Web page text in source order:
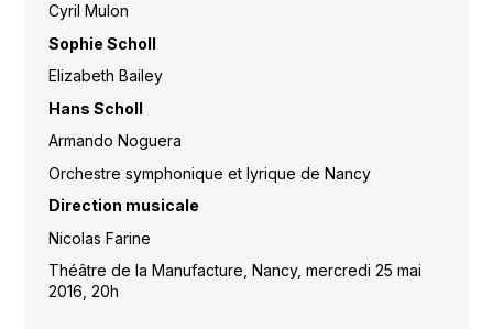
Cyril Mulon
Sophie Scholl
Elizabeth Bailey
Hans Scholl
Armando Noguera
Orchestre symphonique et lyrique de Nancy
Direction musicale
Nicolas Farine
Théâtre de la Manufacture, Nancy, mercredi 25 mai
2016, 20h